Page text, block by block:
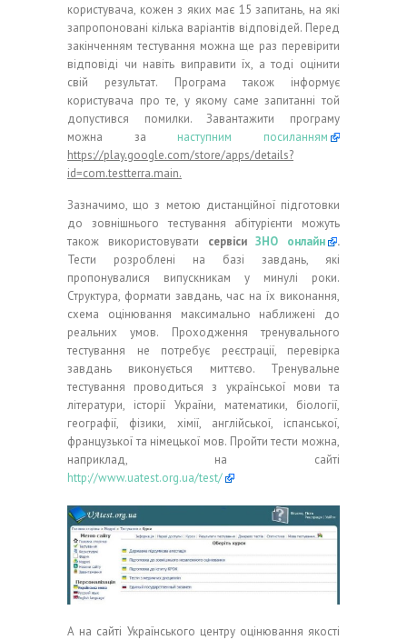
користувача, кожен з яких має 15 запитань, на якi
запропоновані кiлька варiантiв вiдповiдей. Перед
закiнченням тестування можна ще раз перевiрити
вiдповiдi чи навiть виправити їх, а тодi оцiнити
свiй результат. Програма також iнформує
користувача про те, у якому саме запитаннi той
допустився помилки. Завантажити програму
можна за наступним посиланням
https://play.google.com/store/apps/details?
id=com.testterra.main.
Зазначимо, що з метою дистанційної підготовки
до зовнішнього тестування абітурієнти можуть
також використовувати сервісиЗНО онлайн
.
Тести розроблені на базі завдань, які
пропонувалися випускникам у минулі роки.
Структура, формати завдань, час на їх виконання,
схема оцінювання максимально наближені до
реальних умов. Проходження тренувального
тестування не потребує реєстрації, перевірка
завдань виконується миттєво. Тренувальне
тестування проводиться з української мови та
літератури, історії України, математики, біології,
географії, фізики, хімії, англійської, іспанської,
французької та німецької мов. Пройти тести можна,
наприклад, на сайті
http://www.uatest.org.ua/test/
А на сайті Українського центру оцінювання якості